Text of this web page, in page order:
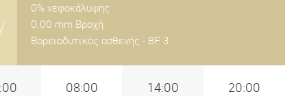
0% νεφοκάλυψης
0.00 mm Βροχή
Βορειοδυτικός ασθενής - BF 3
08:00 14:00 20:00